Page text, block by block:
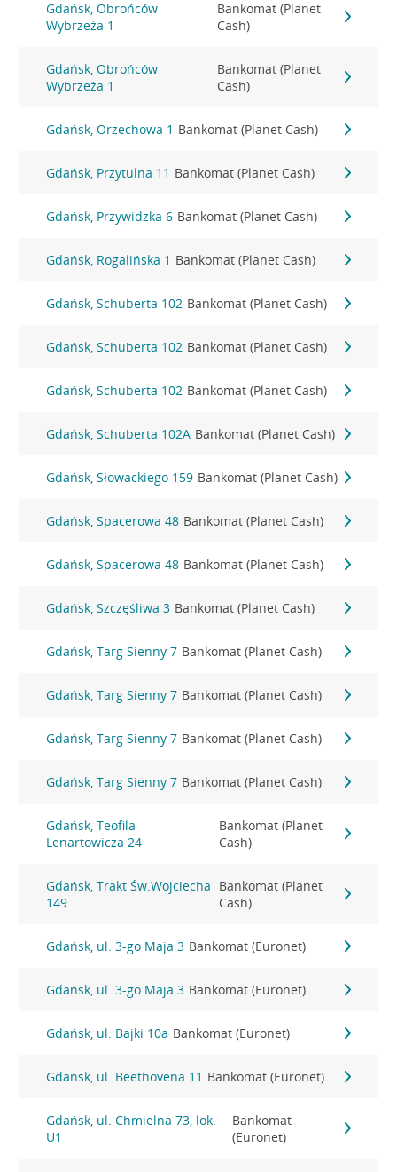
Gdańsk, Obrońców
Wybrzeża 1
Bankomat (Planet
Cash)
Gdańsk, Obrońców
Wybrzeża 1
Bankomat (Planet
Cash)
Gdańsk, Orzechowa 1 Bankomat (Planet Cash)
Gdańsk, Przytulna 11 Bankomat (Planet Cash)
Gdańsk, Przywidzka 6 Bankomat (Planet Cash)
Gdańsk, Rogalińska 1 Bankomat (Planet Cash)
Gdańsk, Schuberta 102 Bankomat (Planet Cash)
Gdańsk, Schuberta 102 Bankomat (Planet Cash)
Gdańsk, Schuberta 102 Bankomat (Planet Cash)
Gdańsk, Schuberta 102A Bankomat (Planet Cash)
Gdańsk, Słowackiego 159 Bankomat (Planet Cash)
Gdańsk, Spacerowa 48 Bankomat (Planet Cash)
Gdańsk, Spacerowa 48 Bankomat (Planet Cash)
Gdańsk, Szczęśliwa 3 Bankomat (Planet Cash)
Gdańsk, Targ Sienny 7 Bankomat (Planet Cash)
Gdańsk, Targ Sienny 7 Bankomat (Planet Cash)
Gdańsk, Targ Sienny 7 Bankomat (Planet Cash)
Gdańsk, Targ Sienny 7 Bankomat (Planet Cash)
Gdańsk, Teofila
Lenartowicza 24
Bankomat (Planet
Cash)
Gdańsk, Trakt Św.Wojciecha
149
Bankomat (Planet
Cash)
Gdańsk, ul. 3-go Maja 3 Bankomat (Euronet)
Gdańsk, ul. 3-go Maja 3 Bankomat (Euronet)
Gdańsk, ul. Bajki 10a Bankomat (Euronet)
Gdańsk, ul. Beethovena 11 Bankomat (Euronet)
Gdańsk, ul. Chmielna 73, lok.
U1
Bankomat
(Euronet)